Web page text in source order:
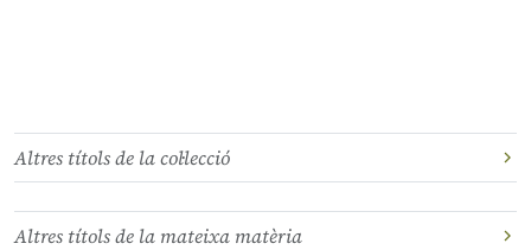
Altres títols de la col·lecció
Altres títols de la mateixa matèria